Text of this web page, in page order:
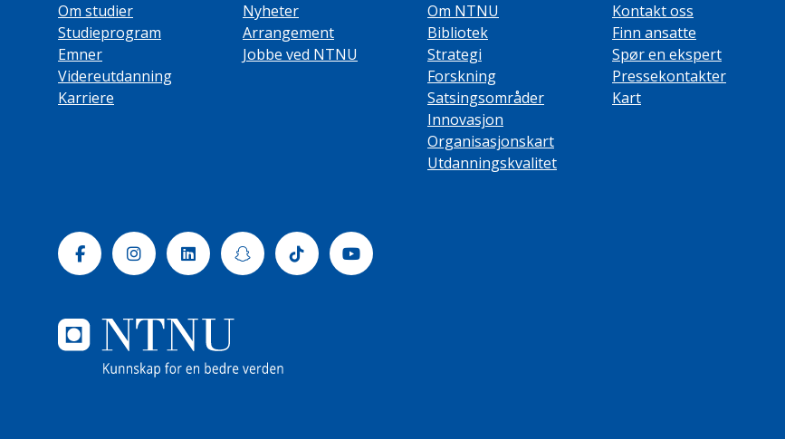
Om studier
Studieprogram
Emner
Videreutdanning
Karriere
Nyheter
Arrangement
Jobbe ved NTNU
Om NTNU
Bibliotek
Strategi
Forskning
Satsingsområder
Innovasjon
Organisasjonskart
Utdanningskvalitet
Kontakt oss
Finn ansatte
Spør en ekspert
Pressekontakter
Kart
FacebookInstagramLinkedinSnapchatTiktok Youtube